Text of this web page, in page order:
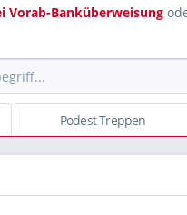
Vorab-Banküberweisung
Podest Treppen